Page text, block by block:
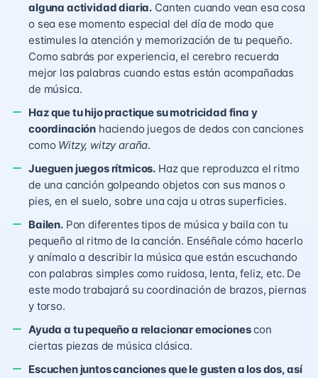
alguna actividad diaria. Canten cuando vean esa cosa
o sea ese momento especial del día de modo que
estimules la atención y memorización de tu pequeño.
Como sabrás por experiencia, el cerebro recuerda
mejor las palabras cuando estas están acompañadas
de música.
Haz que tu hijo practique su motricidad fina y
coordinación haciendo juegos de dedos con canciones
como Witzy, witzy araña.
Jueguen juegos rítmicos. Haz que reproduzca el ritmo
de una canción golpeando objetos con sus manos o
pies, en el suelo, sobre una caja u otras superficies.
Bailen.Pon diferentes tipos de música y baila con tu
pequeño al ritmo de la canción. Enséñale cómo hacerlo
y anímalo a describir la música que están escuchando
con palabras simples como ruidosa, lenta, feliz, etc. De
este modo trabajará su coordinación de brazos, piernas
y torso.
Ayuda a tu pequeño a relacionar emocionescon
ciertas piezas de música clásica.
Escuchen juntos canciones que le gusten a los dos, así